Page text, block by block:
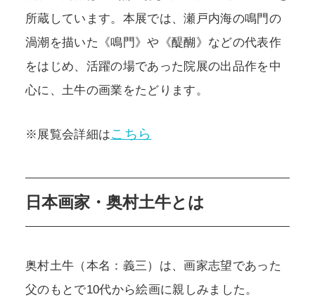
所蔵しています。本展では、瀬戸内海の鳴門の
渦潮を描いた《鳴門》や《醍醐》などの代表作
をはじめ、活躍の場であった院展の出品作を中
心に、土牛の画業をたどります。
※展覧会詳細はこちら
日本画家・奥村土牛とは
奥村土牛（本名：義三）は、画家志望であった
父のもとで10代から絵画に親しみました。